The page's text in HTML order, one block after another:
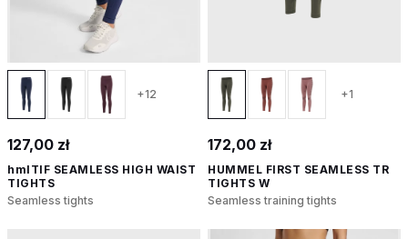
+12
127,00 zł
hmlTIF SEAMLESS HIGH WAIST
TIGHTS
Seamless tights
+1
172,00 zł
HUMMEL FIRST SEAMLESS TR
TIGHTS W
Seamless training tights